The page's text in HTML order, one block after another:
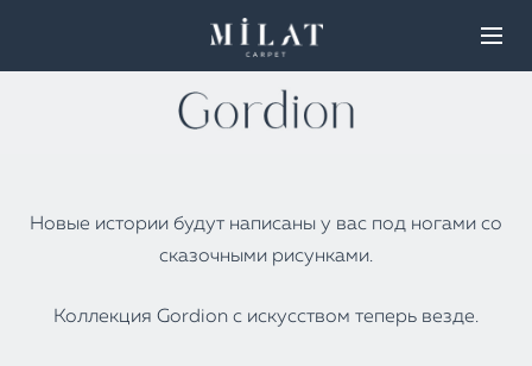
Новые истории будут написаны у вас под ногами со
сказочными рисунками.
Коллекция Gordion с искусством теперь везде.